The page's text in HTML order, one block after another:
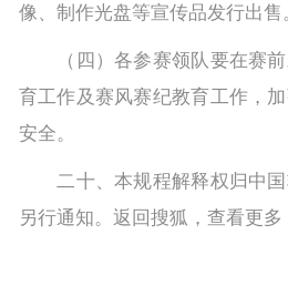
像、制作光盘等宣传品发行出售
（四）各参赛领队要在赛前
育工作及赛风赛纪教育工作，
安全。
二十、本规程解释权归中国
另行通知。返回搜狐，查看更多